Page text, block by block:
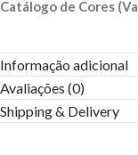
Catálogo de Cores
Informação adicional
Avaliações (0)
Shipping & Delivery